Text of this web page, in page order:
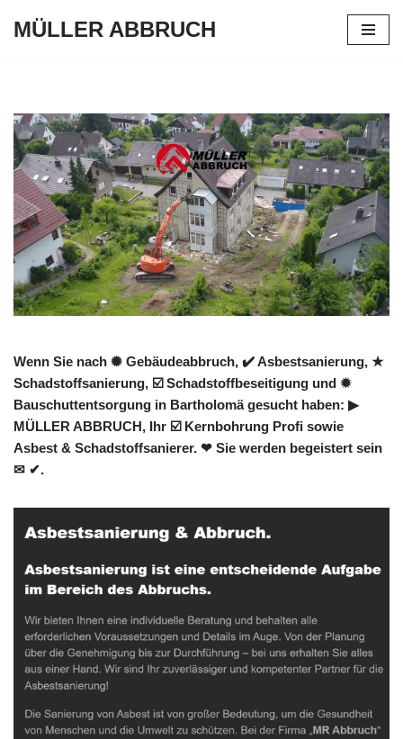
MÜLLER ABBRUCH
Wenn Sie nach ✺ Gebäudeabbruch, ✔️ Asbestsanierung, ★
Schadstoffsanierung, ☑️ Schadstoffbeseitigung und ✹
Bauschuttentsorgung in Bartholomä gesucht haben: ▶︎
MÜLLER ABBRUCH, Ihr ☑️ Kernbohrung Profi sowie
Asbest & Schadstoffsanierer. ❤ Sie werden begeistert sein
✉ ✔.